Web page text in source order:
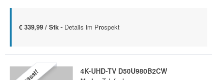
€ 339,99 / Stk - Details im Prospekt
4K-UHD-TV D50U980B2CW